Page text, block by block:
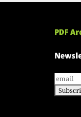
PDF